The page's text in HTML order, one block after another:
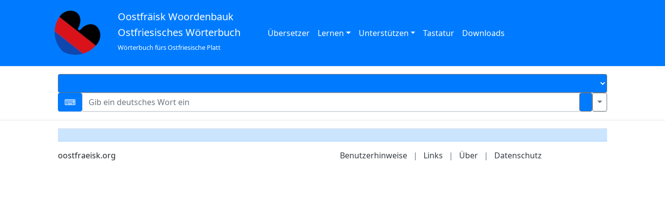
Oostfräisk Woordenbauk
Ostfriesisches Wörterbuch
Wörterbuch fürs Ostfriesische Platt
Übersetzer Lernen Unterstützen Tastatur Downloads
oostfraeisk.org Benutzerhinweise | Links | Über | Datenschutz